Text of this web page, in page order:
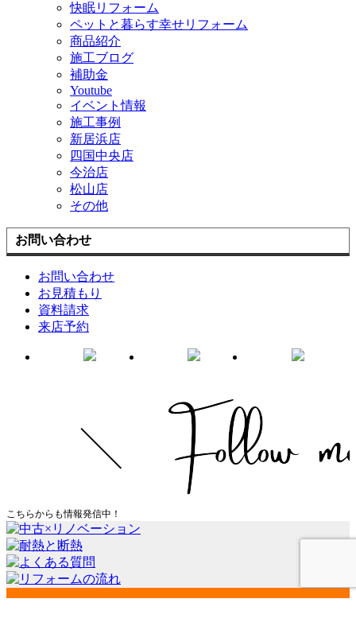
快眠リフォーム
ペットと暮らす幸せリフォーム
商品紹介
施工ブログ
補助金
Youtube
イベント情報
施工事例
新居浜店
四国中央店
今治店
松山店
その他
お問い合わせ
お問い合わせ
お見積もり
資料請求
来店予約
こちらからも情報発信中！